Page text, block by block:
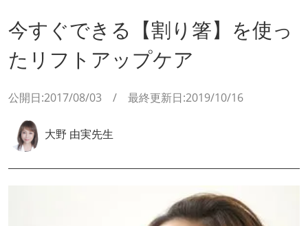
今すぐできる【割り箸】を使っ
たリフトアップケア
公開日:2017/08/03 / 最終更新日:2019/10/16
大野 由実先生